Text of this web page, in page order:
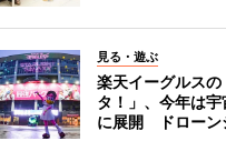
見る・遊ぶ
楽天イーグルスの
タ！」、今年は
に展開 ドローン